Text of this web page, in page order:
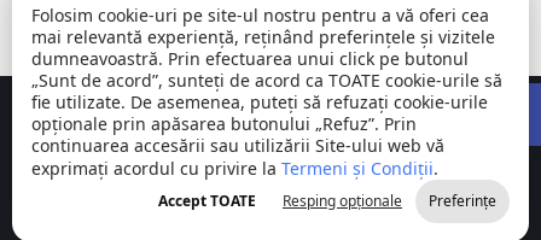
08:00 -
14:00
Comuna
Stejaru |
județul Tulcea
©
2026
Toate
drepturile
rezervate
Concept realizat deBig Media Relații Publice SRL
Folosim cookie-uri pe site-ul nostru pentru a vă oferi cea
mai relevantă experiență, reținând preferințele și vizitele
dumneavoastră. Prin efectuarea unui click pe butonul
„Sunt de acord”, sunteți de acord ca TOATE cookie-urile să
fie utilizate. De asemenea, puteți să refuzați cookie-urile
opționale prin apăsarea butonului „Refuz”. Prin
continuarea accesării sau utilizării Site-ului web vă
exprimați acordul cu privire la Termeni și Condiții.
Accept TOATE Resping opționale Preferințe